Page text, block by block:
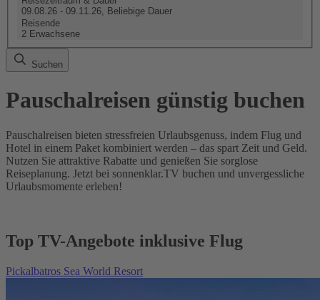
09.08.26 - 09.11.26, Beliebige Dauer
Reisende
2 Erwachsene
Suchen
Pauschalreisen günstig buchen
Pauschalreisen bieten stressfreien Urlaubsgenuss, indem Flug und
Hotel in einem Paket kombiniert werden – das spart Zeit und Geld.
Nutzen Sie attraktive Rabatte und genießen Sie sorglose
Reiseplanung. Jetzt bei sonnenklar.TV buchen und unvergessliche
Urlaubsmomente erleben!
Top TV-Angebote inklusive Flug
Pickalbatros Sea World Resort